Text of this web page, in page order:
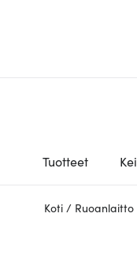
Tuotteet
Koti / Ruoanlaitto